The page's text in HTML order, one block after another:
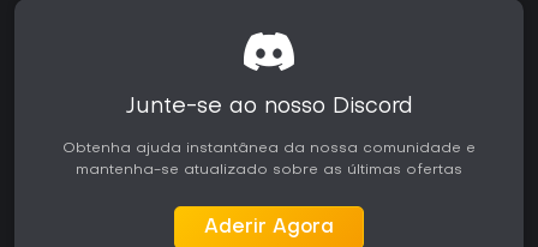
Junte-se ao nosso Discord
Obtenha ajuda instantânea da nossa comunidade e
mantenha-se atualizado sobre as últimas ofertas
Aderir Agora